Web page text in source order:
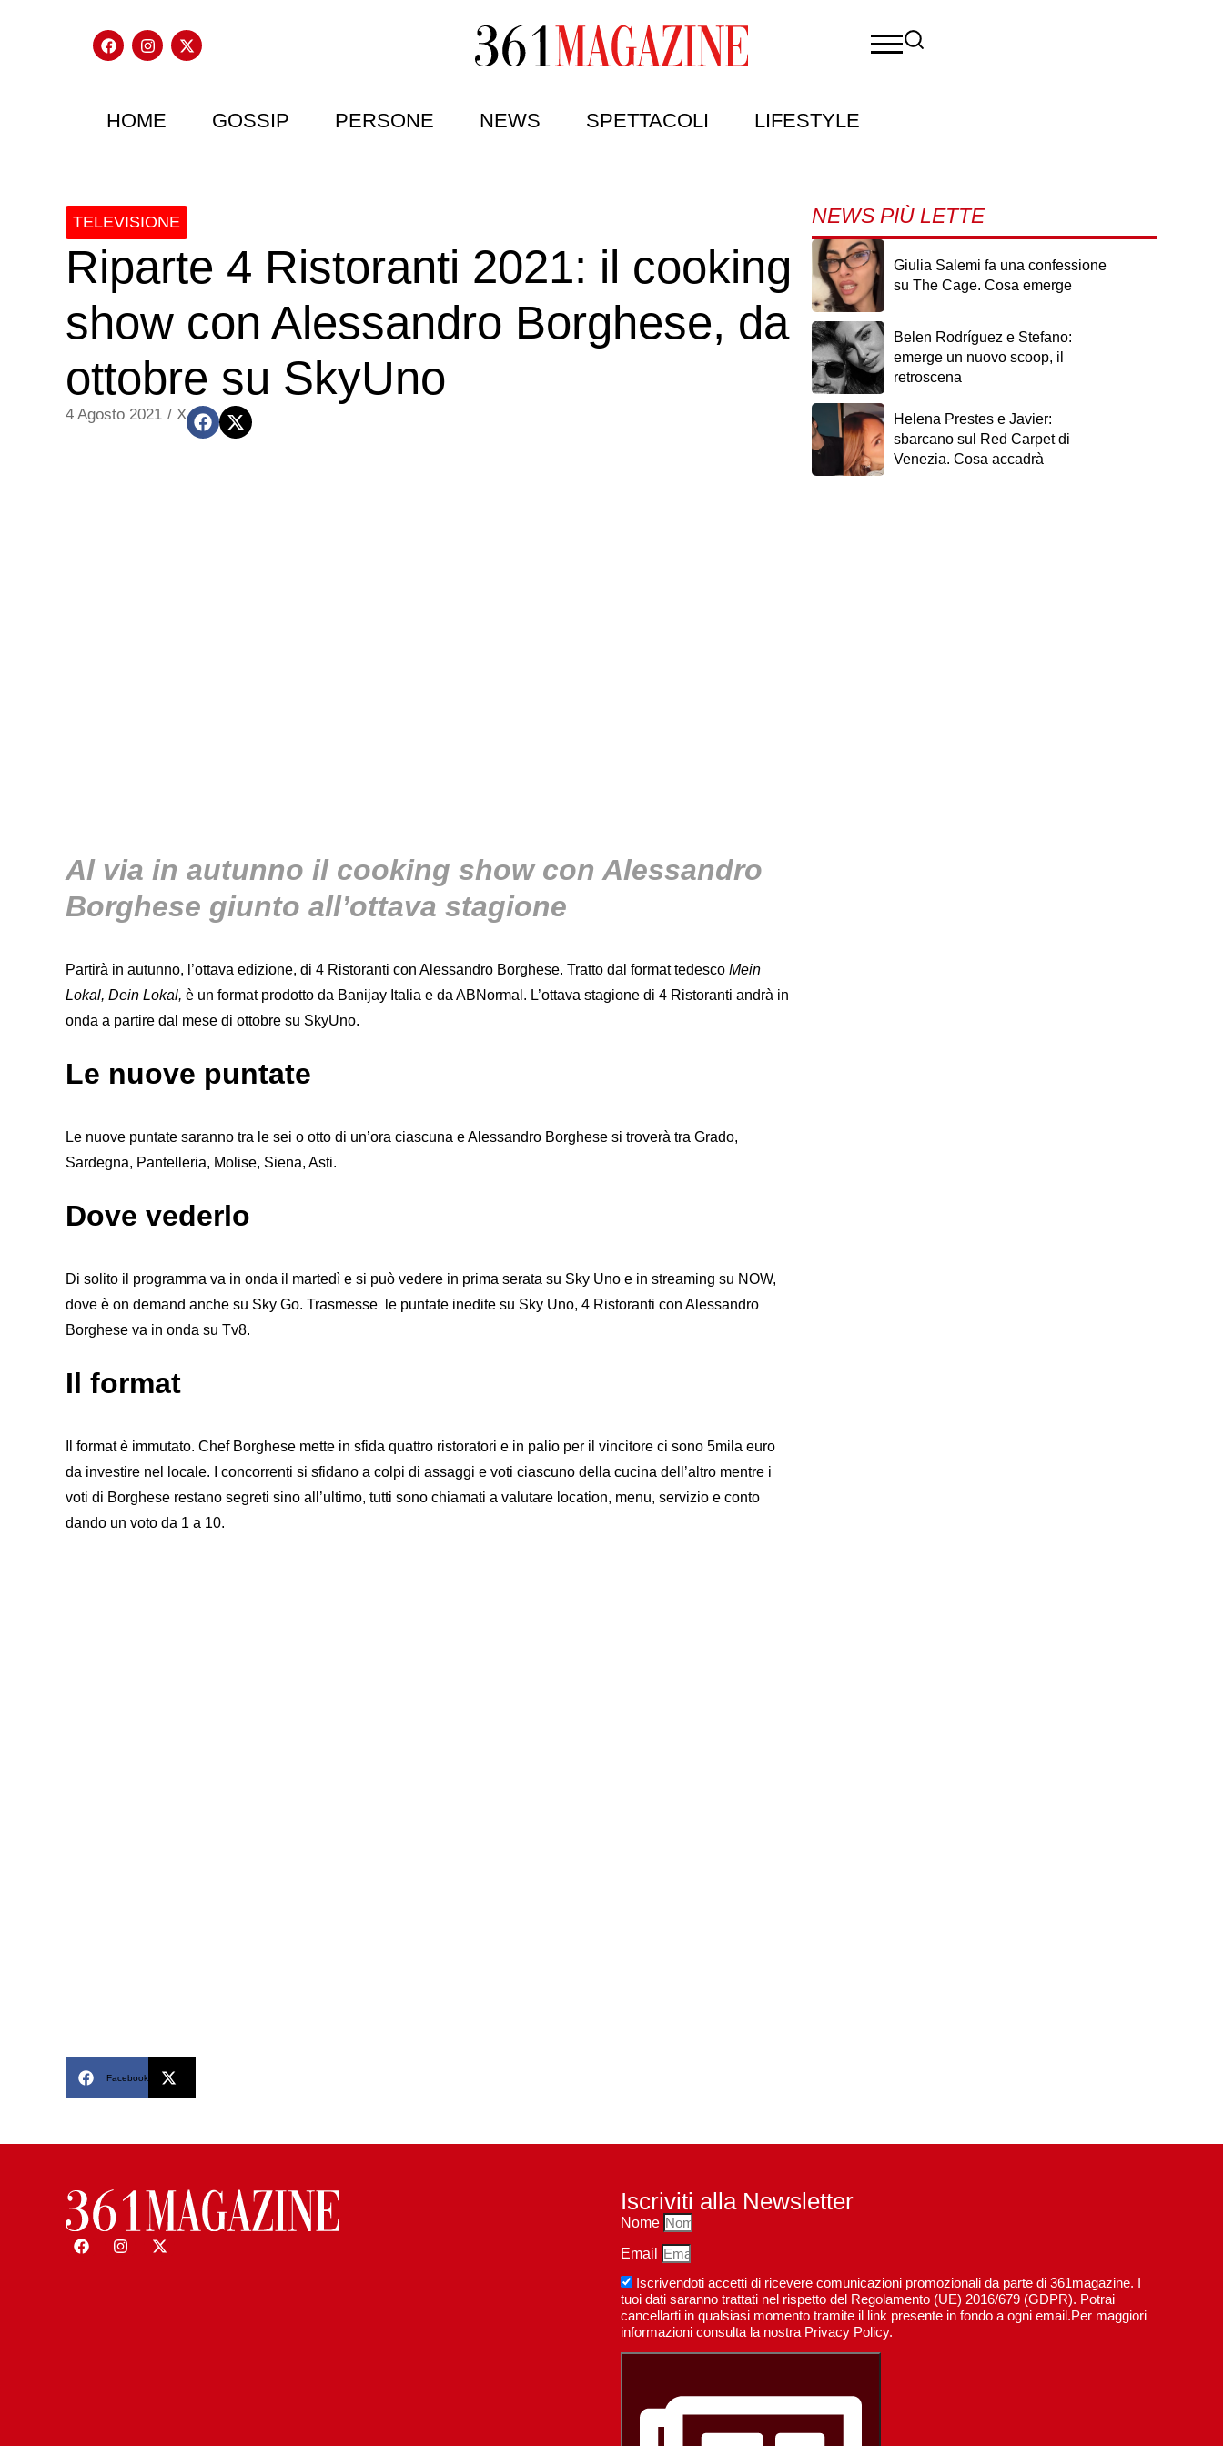
HOME GOSSIP PERSONE NEWS SPETTACOLI LIFESTYLE
TELEVISIONE
Riparte 4 Ristoranti 2021: il cooking
show con Alessandro Borghese, da
ottobre su SkyUno
4 Agosto 2021 / X
Al via in autunno il cooking show con Alessandro
Borghese giunto all’ottava stagione
Partirà in autunno, l’ottava edizione, di 4 Ristoranti con Alessandro Borghese. Tratto dal format tedesco Mein
Lokal, Dein Lokal, è un format prodotto da Banijay Italia e da ABNormal. L’ottava stagione di 4 Ristoranti andrà in
onda a partire dal mese di ottobre su SkyUno.
Le nuove puntate
Le nuove puntate saranno tra le sei o otto di un’ora ciascuna e Alessandro Borghese si troverà tra Grado,
Sardegna, Pantelleria, Molise, Siena, Asti.
Dove vederlo
Di solito il programma va in onda il martedì e si può vedere in prima serata su Sky Uno e in streaming su NOW,
dove è on demand anche su Sky Go. Trasmesse le puntate inedite su Sky Uno, 4 Ristoranti con Alessandro
Borghese va in onda su Tv8.
Il format
Il format è immutato. Chef Borghese mette in sfida quattro ristoratori e in palio per il vincitore ci sono 5mila euro
da investire nel locale. I concorrenti si sfidano a colpi di assaggi e voti ciascuno della cucina dell’altro mentre i
voti di Borghese restano segreti sino all’ultimo, tutti sono chiamati a valutare location, menu, servizio e conto
dando un voto da 1 a 10.
Facebook
NEWS PIÙ LETTE
Giulia Salemi fa una confessione
su The Cage. Cosa emerge
Belen Rodríguez e Stefano:
emerge un nuovo scoop, il
retroscena
Helena Prestes e Javier:
sbarcano sul Red Carpet di
Venezia. Cosa accadrà
Iscriviti alla Newsletter
Nome
Email
Iscrivendoti accetti di ricevere comunicazioni promozionali da parte di 361magazine. I
tuoi dati saranno trattati nel rispetto del Regolamento (UE) 2016/679 (GDPR). Potrai
cancellarti in qualsiasi momento tramite il link presente in fondo a ogni email.Per maggiori
informazioni consulta la nostra Privacy Policy.